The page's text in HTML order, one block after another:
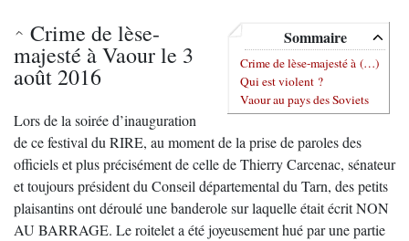
Sommaire
Crime de lèse-majesté à (…)
Qui est violent ?
Vaour au pays des Soviets
Crime de lèse-
majesté à Vaour le 3
août 2016
Lors de la soirée d’inauguration
de ce festival du RIRE, au moment de la prise de paroles des
officiels et plus précisément de celle de Thierry Carcenac, sénateur
et toujours président du Conseil départemental du Tarn, des petits
plaisantins ont déroulé une banderole sur laquelle était écrit NON
AU BARRAGE. Le roitelet a été joyeusement hué par une partie